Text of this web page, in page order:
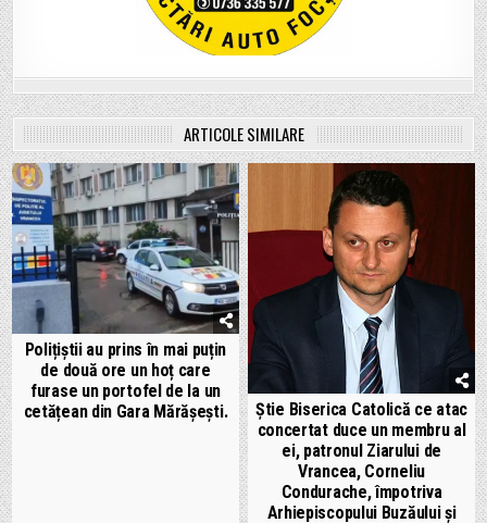
ARTICOLE SIMILARE
Polițiștii au prins în mai puțin
de două ore un hoț care
furase un portofel de la un
cetățean din Gara Mărășești.
Știe Biserica Catolică ce atac
concertat duce un membru al
ei, patronul Ziarului de
Vrancea, Corneliu
Condurache, împotriva
Arhiepiscopului Buzăului și